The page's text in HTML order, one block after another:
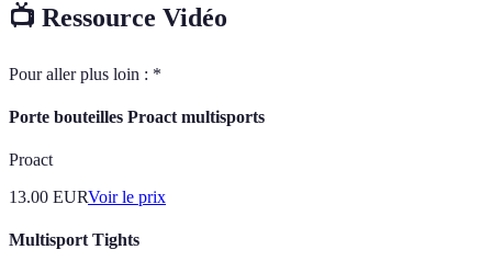
📺 Ressource Vidéo
Pour aller plus loin : *
Porte bouteilles Proact multisports
Proact
13.00 EURVoir le prix
Multisport Tights